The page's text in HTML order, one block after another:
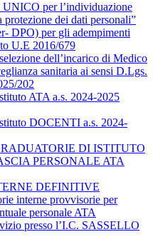
per l’individuazione
protezione dei dati personali”
DPO) per gli adempimenti
U.E 2016/679
dell’incarico di Medico
sanitaria ai sensi D.Lgs.
202
ATA a.s. 2024-2025
DOCENTI a.s. 2024-
DI ISTITUTO
PERSONALE ATA
DEFINITIVE
interne provvisorie per
personale ATA
presso l’I.C. SASSELLO